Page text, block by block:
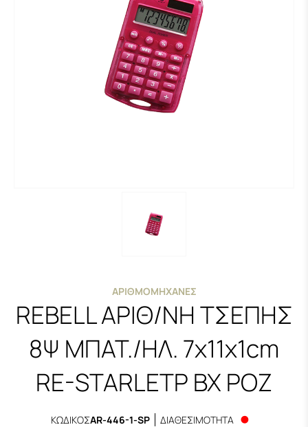
ΑΡΙΘΜΟΜΗΧΑΝΈΣ
REBELL ΑΡΙΘ/ΝΗ ΤΣΕΠΗΣ
8Ψ ΜΠΑΤ./ΗΛ. 7x11x1cm
RE-STARLETP BX ΡΟΖ
ΚΩΔΙΚΟΣAR-446-1-SP ΔΙΑΘΕΣΙΜΟΤΗΤΑ